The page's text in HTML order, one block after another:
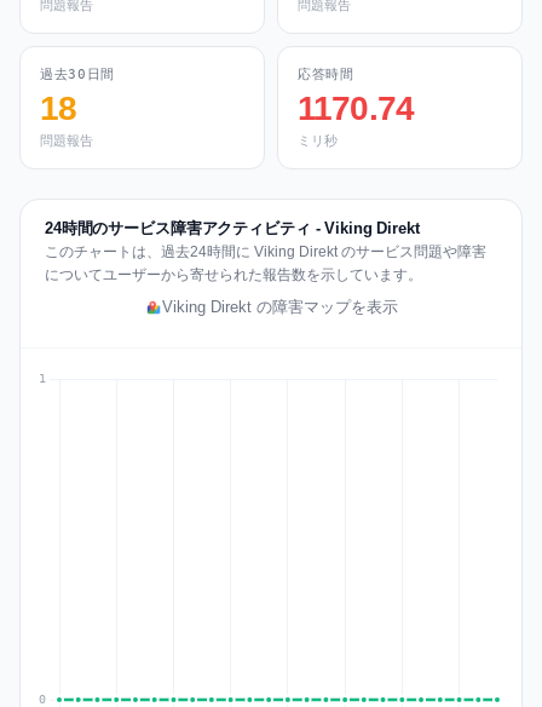
問題報告 問題報告
過去30日間
18
問題報告
応答時間
1170.74
ミリ秒
24時間のサービス障害アクティビティ - Viking Direkt
このチャートは、過去24時間に Viking Direkt のサービス問題や障害
についてユーザーから寄せられた報告数を示しています。
Viking Direkt の障害マップを表示